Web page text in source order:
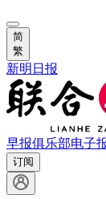
简
繁
新明日报
早报俱乐部电子
订阅